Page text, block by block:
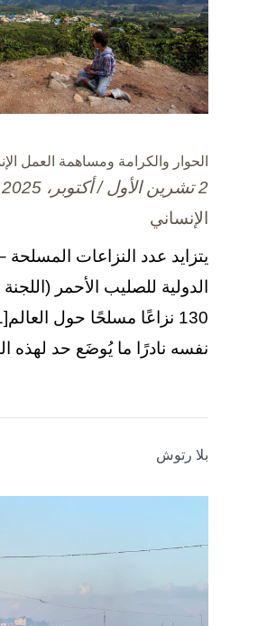
الحوار والكرامة ومساهمة العمل
2 تشرين الأول / أكتوبر، 2025
الإنساني
يتزايد عدد النزاعات المسلحة
الدولية للصليب الأحمر (اللجنة
نفسه نادرًا ما يُوضَع حد لهذه
بلا رتوش